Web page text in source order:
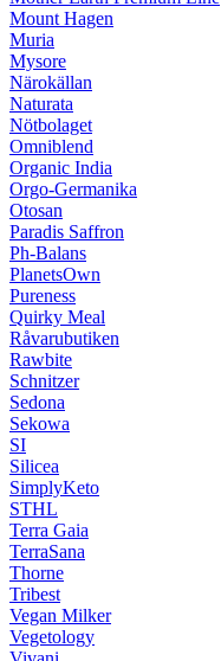
Mount Hagen
Muria
Mysore
Närokällan
Naturata
Nötbolaget
Omniblend
Organic India
Orgo-Germanika
Otosan
Paradis Saffron
Ph-Balans
PlanetsOwn
Pureness
Quirky Meal
Råvarubutiken
Rawbite
Schnitzer
Sedona
Sekowa
SI
Silicea
SimplyKeto
STHL
Terra Gaia
TerraSana
Thorne
Tribest
Vegan Milker
Vegetology